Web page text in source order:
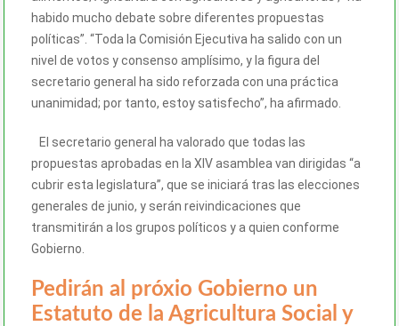
habido mucho debate sobre diferentes propuestas
políticas”. “Toda la Comisión Ejecutiva ha salido con un
nivel de votos y consenso amplísimo, y la figura del
secretario general ha sido reforzada con una práctica
unanimidad; por tanto, estoy satisfecho”, ha afirmado.
El secretario general ha valorado que todas las
propuestas aprobadas en la XIV asamblea van dirigidas “a
cubrir esta legislatura”, que se iniciará tras las elecciones
generales de junio, y serán reivindicaciones que
transmitirán a los grupos políticos y a quien conforme
Gobierno.
Pedirán al próxio Gobierno un
Estatuto de la Agricultura Social y